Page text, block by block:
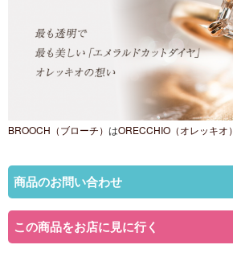
BROOCH（ブローチ） はORECCHIO（オレッキオ）
商品のお問い合わせ
この商品をお店に見に行く